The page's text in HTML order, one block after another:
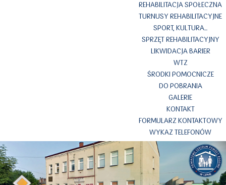
REHABILITACJA SPOŁECZNA
TURNUSY REHABILITACYJNE
SPORT, KULTURA...
SPRZĘT REHABILITACYJNY
LIKWIDACJA BARIER
WTZ
ŚRODKI POMOCNICZE
DO POBRANIA
GALERIE
KONTAKT
FORMULARZ KONTAKTOWY
WYKAZ TELEFONÓW